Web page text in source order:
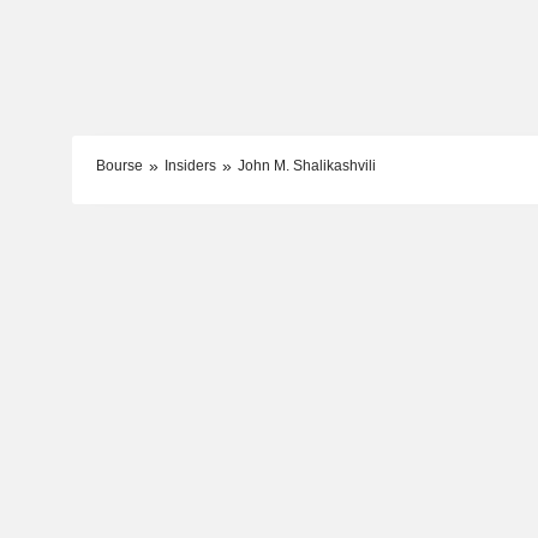
Bourse Insiders John M. Shalikashvili